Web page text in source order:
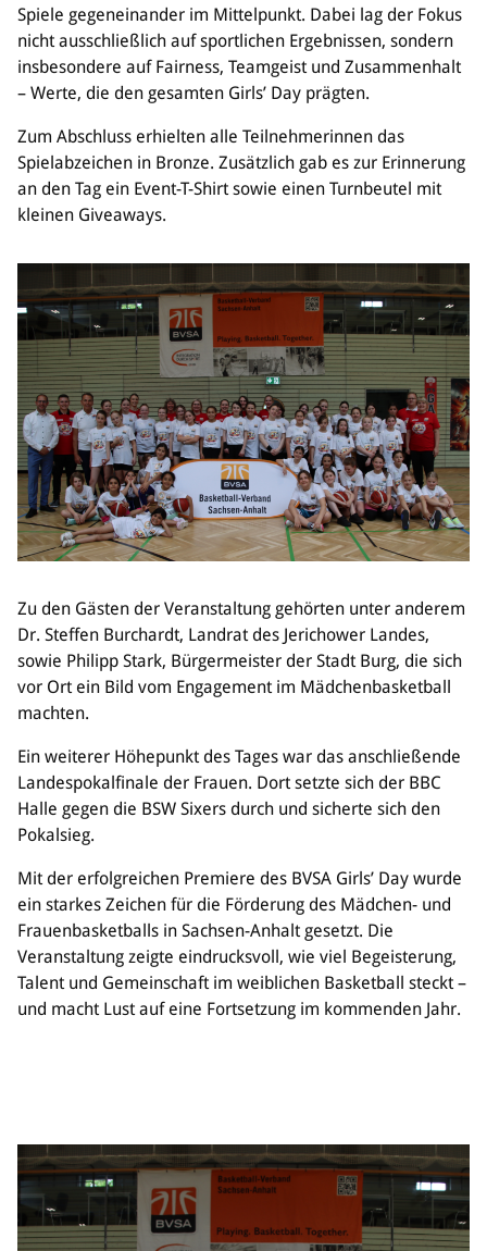
Spiele gegeneinander im Mittelpunkt. Dabei lag der Fokus
nicht ausschließlich auf sportlichen Ergebnissen, sondern
insbesondere auf Fairness, Teamgeist und Zusammenhalt
– Werte, die den gesamten Girls’ Day prägten.
Zum Abschluss erhielten alle Teilnehmerinnen das
Spielabzeichen in Bronze. Zusätzlich gab es zur Erinnerung
an den Tag ein Event-T-Shirt sowie einen Turnbeutel mit
kleinen Giveaways.
Zu den Gästen der Veranstaltung gehörten unter anderem
Dr. Steffen Burchardt, Landrat des Jerichower Landes,
sowie Philipp Stark, Bürgermeister der Stadt Burg, die sich
vor Ort ein Bild vom Engagement im Mädchenbasketball
machten.
Ein weiterer Höhepunkt des Tages war das anschließende
Landespokalfinale der Frauen. Dort setzte sich der BBC
Halle gegen die BSW Sixers durch und sicherte sich den
Pokalsieg.
Mit der erfolgreichen Premiere des BVSA Girls’ Day wurde
ein starkes Zeichen für die Förderung des Mädchen- und
Frauenbasketballs in Sachsen-Anhalt gesetzt. Die
Veranstaltung zeigte eindrucksvoll, wie viel Begeisterung,
Talent und Gemeinschaft im weiblichen Basketball steckt –
und macht Lust auf eine Fortsetzung im kommenden Jahr.